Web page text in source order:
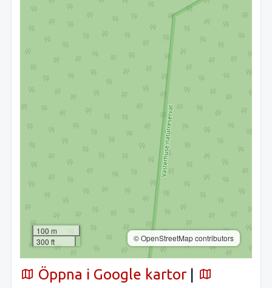
100 m
300 ft
© OpenStreetMap contributors
Öppna i Google kartor